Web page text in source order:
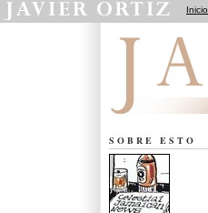
Inicio
SOBRE ESTO